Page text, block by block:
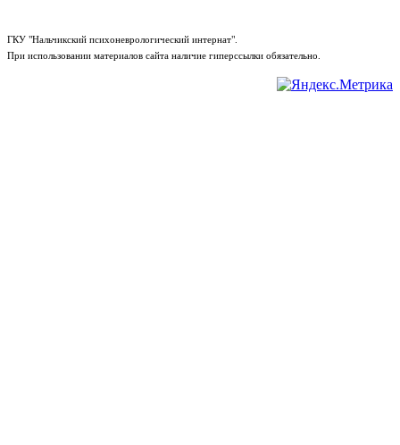
ГКУ "Нальчикский психоневрологический интернат".
При использовании материалов сайта наличие гиперссылки обязательно.